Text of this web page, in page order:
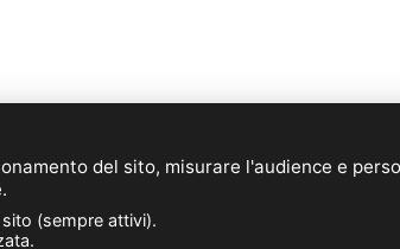
© 2026 NOVACOM (IT)
- 30, rue de l'épau - 59230 ROSULT -
: +33 (0)3 27 30 53 53
IVA : FR57 381 120 484
del sito, misurare l'audience e
(sempre attivi).